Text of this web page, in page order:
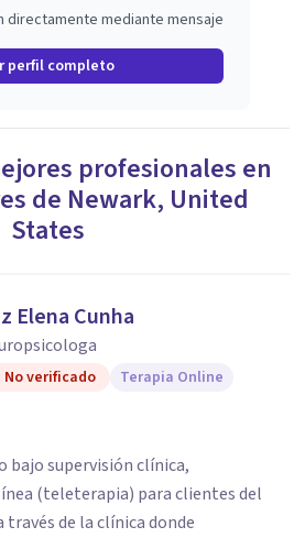
directamente mediante mensaje
perfil completo
profesionales en
de Newark, United
States
Elena Cunha
No verificado Terapia Online
bajo supervisión clínica,
(teleterapia) para clientes del
de la clínica donde